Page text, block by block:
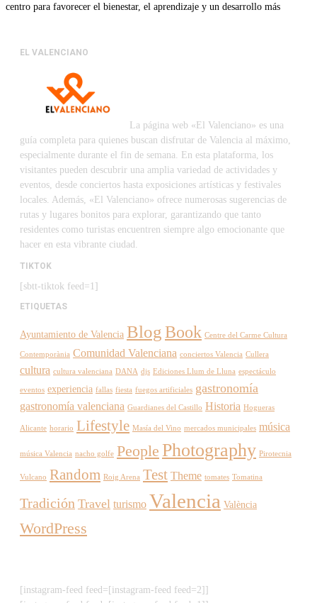
centro para favorecer el bienestar, el aprendizaje y un desarrollo más
EL VALENCIANO
La página web «El Valenciano» es una
guía completa para quienes buscan disfrutar de Valencia al máximo,
especialmente durante el fin de semana. En esta plataforma, los
visitantes pueden descubrir una amplia variedad de actividades y
eventos, desde conciertos hasta exposiciones artísticas y festivales
locales. Además, «El Valenciano» ofrece numerosas sugerencias de
rutas y lugares bonitos para explorar, garantizando que tanto
residentes como turistas encuentren siempre algo emocionante que
hacer en esta vibrante ciudad.
TIKTOK
[sbtt-tiktok feed=1]
ETIQUETAS
Ayuntamiento de Valencia BlogBook Centre del Carme Cultura
Contemporània Comunidad Valenciana conciertos Valencia Cullera
cultura cultura valenciana DANA djs Ediciones Llum de Lluna espectáculo
eventos experiencia fallas fiesta fuegos artificiales gastronomía
gastronomía valenciana Guardianes del Castillo Historia Hogueras
Alicante horario Lifestyle Masía del Vino mercados municipales música
música Valencia nacho golfe People Photography Pirotecnia
Vulcano Random Roig Arena Test Theme tomates Tomatina
Tradición Travel turismo Valencia València
WordPress
[instagram-feed feed=[instagram-feed feed=2]]